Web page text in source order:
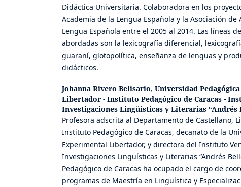
Didáctica Universitaria. Colaboradora en los
Academia de la Lengua Española y la Asociación de
Lengua Española entre el 2005 al 2014. Las líneas
abordadas son la lexicografía diferencial,
guaraní, glotopolítica, enseñanza de lenguas y
didácticos.
Johanna Rivero Belisario, Universidad
Libertador - Instituto Pedagógico de Caracas -
Investigaciones Lingüísticas y Literarias “Andrés
Profesora adscrita al Departamento de Castellano,
Instituto Pedagógico de Caracas, decanato de la
Experimental Libertador, y directora del Instituto
Investigaciones Lingüísticas y Literarias “Andrés
Pedagógico de Caracas ha ocupado el cargo de
programas de Maestría en Lingüística y